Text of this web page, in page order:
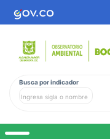
Busca por indicador